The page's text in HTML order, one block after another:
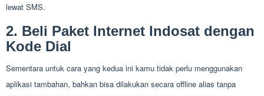
lewat SMS.
2. Beli Paket Internet Indosat dengan
Kode Dial
Sementara untuk cara yang kedua ini kamu tidak perlu menggunakan
aplikasi tambahan, bahkan bisa dilakukan secara offline alias tanpa